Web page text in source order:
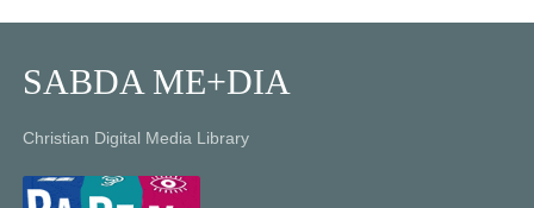
SABDA ME+DIA
Christian Digital Media Library